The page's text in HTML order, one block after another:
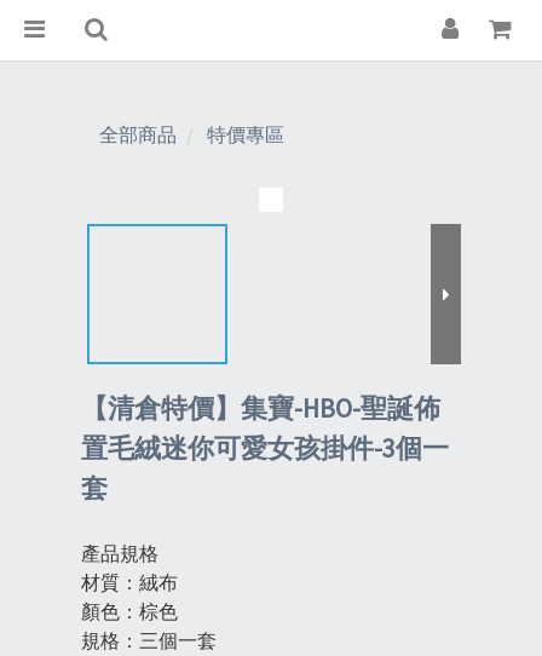
全部商品 特價專區
【清倉特價】集寶-HBO-聖誕佈
置毛絨迷你可愛女孩掛件-3個一
套
產品規格
材質：絨布
顏色：棕色
規格：三個一套